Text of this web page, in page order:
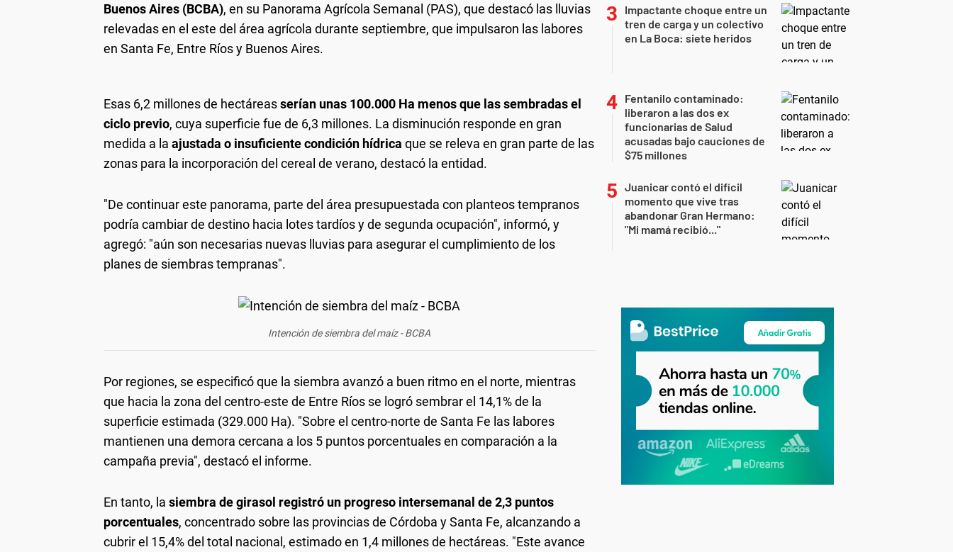
Buenos Aires (BCBA), en su Panorama Agrícola Semanal (PAS), que destacó las lluvias
relevadas en el este del área agrícola durante septiembre, que impulsaron las labores
en Santa Fe, Entre Ríos y Buenos Aires.
Esas 6,2 millones de hectáreasserían unas 100.000 Ha menos que las sembradas el
ciclo previo, cuya superficie fue de 6,3 millones. La disminución responde en gran
medida a la ajustada o insuficiente condición hídrica que se releva en gran parte de las
zonas para la incorporación del cereal de verano, destacó la entidad.
"De continuar este panorama, parte del área presupuestada con planteos tempranos
podría cambiar de destino hacia lotes tardíos y de segunda ocupación", informó, y
agregó: "aún son necesarias nuevas lluvias para asegurar el cumplimiento de los
planes de siembras tempranas".
Intención de siembra del maíz - BCBA
Por regiones, se especificó que la siembra avanzó a buen ritmo en el norte, mientras
que hacia la zona del centro-este de Entre Ríos se logró sembrar el 14,1% de la
superficie estimada (329.000 Ha). "Sobre el centro-norte de Santa Fe las labores
mantienen una demora cercana a los 5 puntos porcentuales en comparación a la
campaña previa", destacó el informe.
En tanto, la siembra de girasol registró un progreso intersemanal de 2,3 puntos
porcentuales, concentrado sobre las provincias de Córdoba y Santa Fe, alcanzando a
cubrir el 15,4% del total nacional, estimado en 1,4 millones de hectáreas. "Este avance
Impactante choque entre un
tren de carga y un colectivo
en La Boca: siete heridos
Fentanilo contaminado:
liberaron a las dos ex
funcionarias de Salud
acusadas bajo cauciones de
$75 millones
Juanicar contó el difícil
momento que vive tras
abandonar Gran Hermano:
"Mi mamá recibió..."